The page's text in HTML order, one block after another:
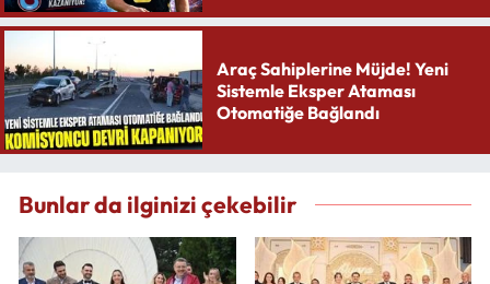
Araç Sahiplerine Müjde! Yeni
Sistemle Eksper Ataması
Otomatiğe Bağlandı
Bunlar da ilginizi çekebilir